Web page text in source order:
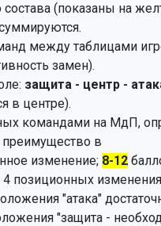
(показаны на
между таблицами
замен).
защита - центр -
в центре).
командами на МдП,
в
изменение; 8-12
4 позиционных
"атака"
"защита -